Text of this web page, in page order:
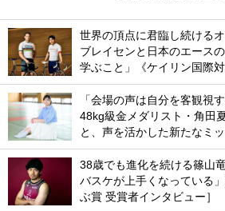
世界の頂点に君臨し続ける
ブレイセンと日本のエース
学ぶこと」《ケイリン国際
「会場の声は自分を客観視
48kg級金メダリスト・角田
と、声を活かした新たなミ
38歳でも進化を続ける篠山
バスケが上手くなっている
ぶ賞 受賞者インタビュー］